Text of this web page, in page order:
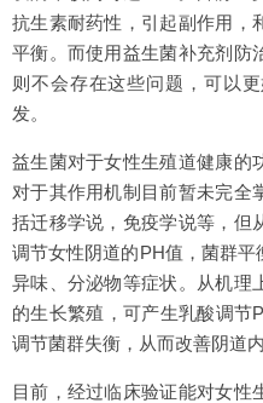
抗生素耐药性，引起副作用，
平衡。而使用益生菌补充剂防
则不会存在这些问题，可以
发。
益生菌对于女性生殖道健康的
对于其作用机制目前暂未完全
括迁移学说，免疫学说等，但
调节女性阴道的PH值，菌群平
异味、分泌物等症状。从机理
的生长繁殖，可产生乳酸调节
调节菌群失衡，从而改善阴道内
目前，经过临床验证能对女性